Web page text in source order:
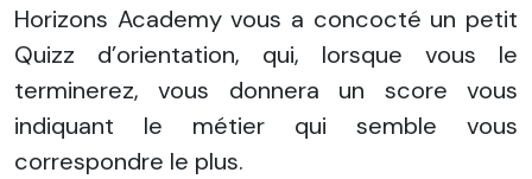
Horizons Academy vous a concocté un petit
Quizz d’orientation, qui, lorsque vous le
terminerez, vous donnera un score vous
indiquant le métier qui semble vous
correspondre le plus.